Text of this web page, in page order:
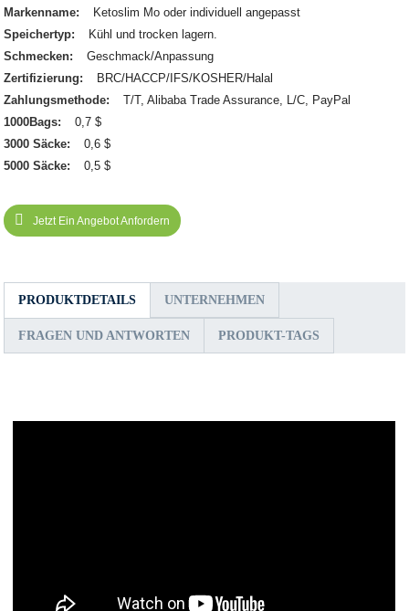
Markenname:
Ketoslim Mo oder individuell angepasst
Speichertyp:
Kühl und trocken lagern.
Schmecken:
Geschmack/Anpassung
Zertifizierung:
BRC/HACCP/IFS/KOSHER/Halal
Zahlungsmethode:
T/T, Alibaba Trade Assurance, L/C, PayPal
1000Bags:
0,7 $
3000 Säcke:
0,6 $
5000 Säcke:
0,5 $
Jetzt Ein Angebot Anfordern
PRODUKTDETAILS UNTERNEHMEN
FRAGEN UND ANTWORTEN PRODUKT-TAGS